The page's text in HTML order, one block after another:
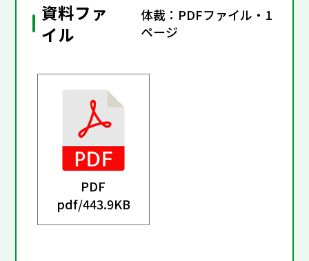
資料ファ
イル
体裁：PDFファイル・1
ページ
PDF
pdf/443.9KB